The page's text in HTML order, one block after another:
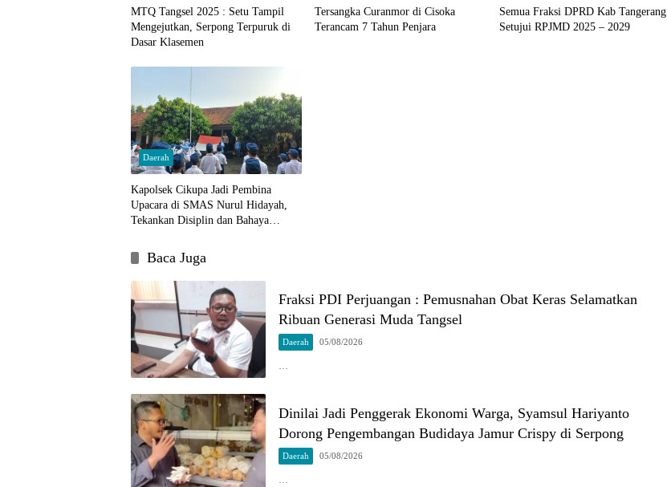
MTQ Tangsel 2025 : Setu Tampil
Mengejutkan, Serpong Terpuruk di
Dasar Klasemen
Tersangka Curanmor di Cisoka
Terancam 7 Tahun Penjara
Semua Fraksi DPRD Kab Tangerang
Setujui RPJMD 2025 – 2029
Daerah
Kapolsek Cikupa Jadi Pembina
Upacara di SMAS Nurul Hidayah,
Tekankan Disiplin dan Bahaya
Baca Juga
Fraksi PDI Perjuangan : Pemusnahan Obat Keras Selamatkan
Ribuan Generasi Muda Tangsel
Daerah 05/08/2026
…
Dinilai Jadi Penggerak Ekonomi Warga, Syamsul Hariyanto
Dorong Pengembangan Budidaya Jamur Crispy di Serpong
Daerah 05/08/2026